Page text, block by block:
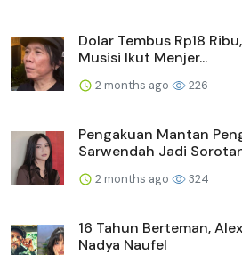
Dolar Tembus Rp18
Musisi Ikut Menjer...
2 months ago 226
Pengakuan Mantan
Sarwendah Jadi
2 months ago 324
16 Tahun Berteman,
Nadya Naufel